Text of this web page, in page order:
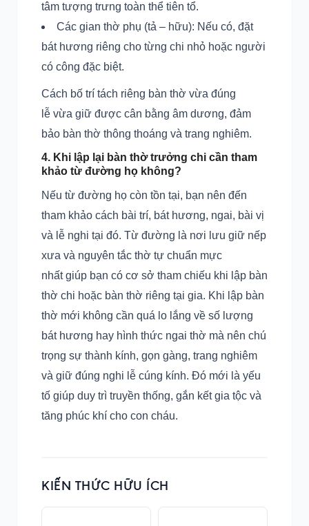
tâm tượng trưng toàn thể tiên tổ.
Các gian thờ phụ (tả – hữu): Nếu có, đặt
bát hương riêng cho từng chi nhỏ hoặc người
có công đặc biệt.
Cách bố trí tách riêng bàn thờ vừa đúng
lễ vừa giữ được cân bằng âm dương, đảm
bảo bàn thờ thông thoáng và trang nghiêm.
4. Khi lập lại bàn thờ trưởng chi cần tham
khảo từ đường họ không?
Nếu từ đường họ còn tồn tại, bạn nên đến
tham khảo cách bài trí, bát hương, ngai, bài vị
và lễ nghi tại đó. Từ đường là nơi lưu giữ nếp
xưa và nguyên tắc thờ tự chuẩn mực
nhất giúp bạn có cơ sở tham chiếu khi lập bàn
thờ chi hoặc bàn thờ riêng tại gia. Khi lập bàn
thờ mới không cần quá lo lắng về số lượng
bát hương hay hình thức ngai thờ mà nên chú
trọng sự thành kính, gọn gàng, trang nghiêm
và giữ đúng nghi lễ cúng kính. Đó mới là yếu
tố giúp duy trì truyền thống, gắn kết gia tộc và
tăng phúc khí cho con cháu.
KIẾN THỨC HỮU ÍCH